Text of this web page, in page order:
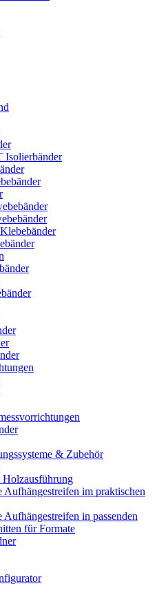
& Zubehör
Holzausführung
Aufhängestreifen im praktischen
Aufhängestreifen in passenden
für Formate